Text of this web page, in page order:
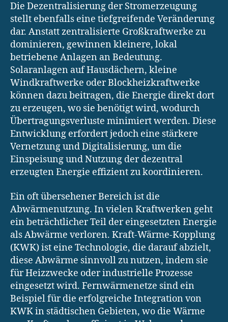
Die Dezentralisierung der Stromerzeugung
stellt ebenfalls eine tiefgreifende Veränderung
dar. Anstatt zentralisierte Großkraftwerke zu
dominieren, gewinnen kleinere, lokal
betriebene Anlagen an Bedeutung.
Solaranlagen auf Hausdächern, kleine
Windkraftwerke oder Blockheizkraftwerke
können dazu beitragen, die Energie direkt dort
zu erzeugen, wo sie benötigt wird, wodurch
Übertragungsverluste minimiert werden. Diese
Entwicklung erfordert jedoch eine stärkere
Vernetzung und Digitalisierung, um die
Einspeisung und Nutzung der dezentral
erzeugten Energie effizient zu koordinieren.
Ein oft übersehener Bereich ist die
Abwärmenutzung. In vielen Kraftwerken geht
ein beträchtlicher Teil der eingesetzten Energie
als Abwärme verloren. Kraft-Wärme-Kopplung
(KWK) ist eine Technologie, die darauf abzielt,
diese Abwärme sinnvoll zu nutzen, indem sie
für Heizzwecke oder industrielle Prozesse
eingesetzt wird. Fernwärmenetze sind ein
Beispiel für die erfolgreiche Integration von
KWK in städtischen Gebieten, wo die Wärme